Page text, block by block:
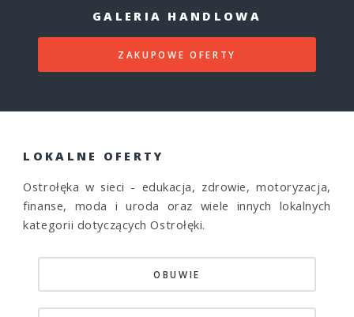
GALERIA HANDLOWA
ZAKUPOWE OFERTY
LOKALNE OFERTY
Ostrołęka w sieci - edukacja, zdrowie, motoryzacja,
finanse, moda i uroda oraz wiele innych lokalnych
kategorii dotyczących Ostrołęki.
OBUWIE